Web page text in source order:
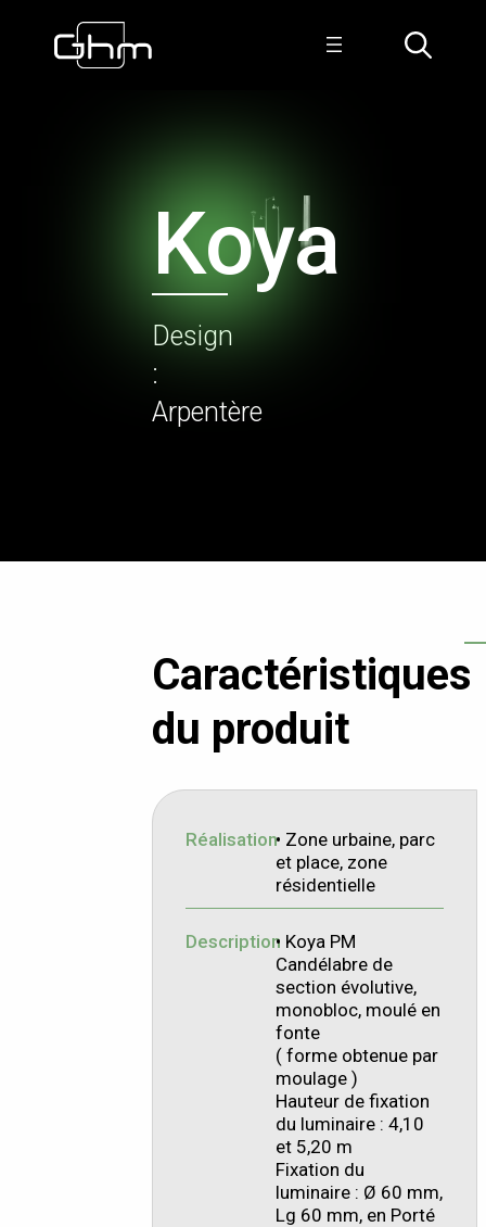
Koya
Design
:
Arpentère
Caractéristiques
du produit
Réalisation• Zone urbaine, parc
et place, zone
résidentielle
Description• Koya PM
Candélabre de
section évolutive,
monobloc, moulé en
fonte
( forme obtenue par
moulage )
Hauteur de fixation
du luminaire : 4,10
et 5,20 m
Fixation du
luminaire : Ø 60 mm,
Lg 60 mm, en Porté